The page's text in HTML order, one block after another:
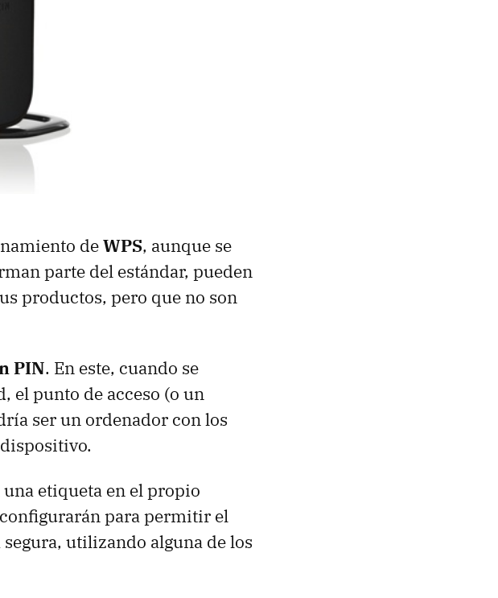
deWPS, aunque se
parte del estándar, pueden
productos, pero que no son
PIN. En este, cuando se
el punto de acceso (o un
ser un ordenador con los
etiqueta en el propio
para permitir el
utilizando alguna de los